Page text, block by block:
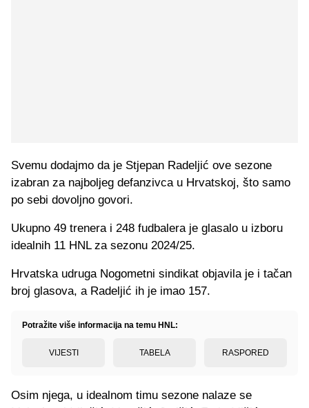
Svemu dodajmo da je Stjepan Radeljić ove sezone
izabran za najboljeg defanzivca u Hrvatskoj, što samo
po sebi dovoljno govori.
Ukupno 49 trenera i 248 fudbalera je glasalo u izboru
idealnih 11 HNL za sezonu 2024/25.
Hrvatska udruga Nogometni sindikat objavila je i tačan
broj glasova, a Radeljić ih je imao 157.
Potražite više informacija na temu HNL:
VIJESTI TABELA RASPORED
Osim njega, u idealnom timu sezone nalaze se